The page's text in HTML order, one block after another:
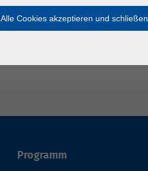
Programm
Alle Cookies akzeptieren und schließen